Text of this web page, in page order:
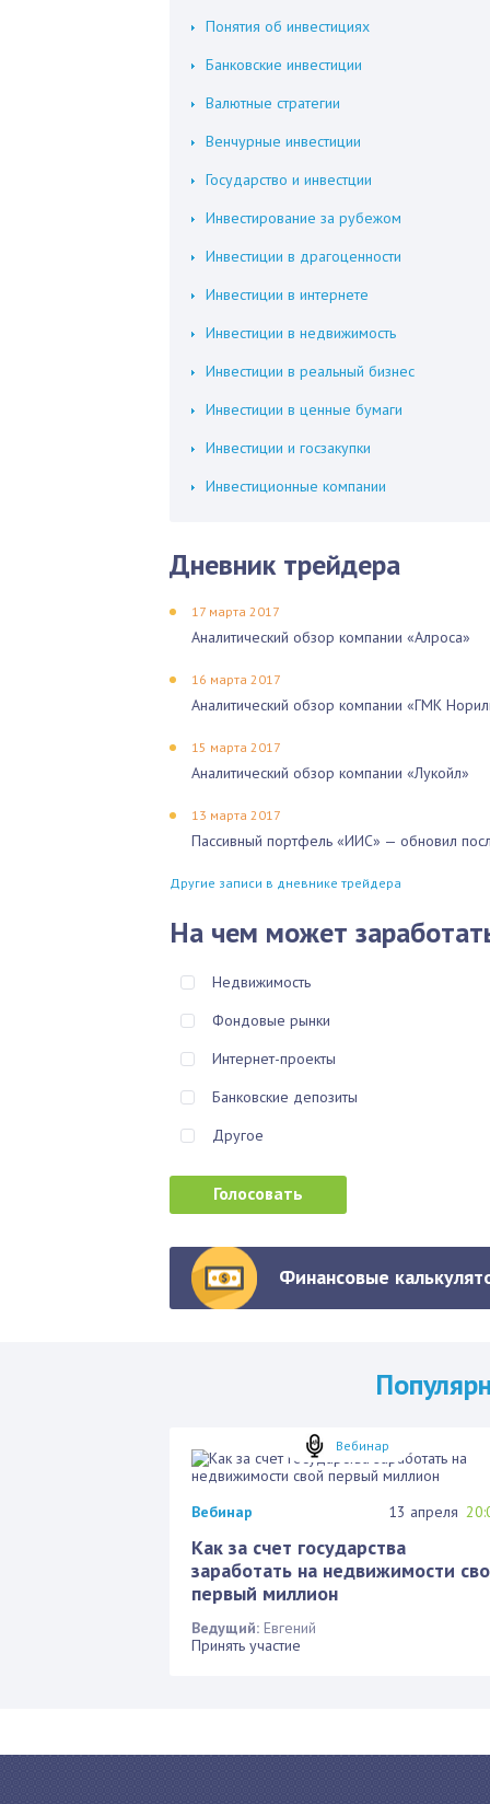
Понятия об инвестициях
Банковские инвестиции
Валютные стратегии
Венчурные инвестиции
Государство и инвестции
Инвестирование за рубежом
Инвестиции в драгоценности
Инвестиции в интернете
Инвестиции в недвижимость
Инвестиции в реальный бизнес
Инвестиции в ценные бумаги
Инвестиции и госзакупки
Инвестиционные компании
Дневник трейдера
17 марта 2017
Аналитический обзор компании «Алроса»
16 марта 2017
Аналитический обзор компании «ГМК
15 марта 2017
Аналитический обзор компании «Лукойл»
13 марта 2017
Пассивный портфель «ИИС» — обновил
Другие записи в дневнике трейдера
На чем может
Недвижимость
Фондовые рынки
Интернет-проекты
Банковские депозиты
Другое
Финансовые
Вебинар
Вебинар 13 апреля
Как за счет государства
заработать на недвижимости
первый миллион
Ведущий: Евгений
Принять участие